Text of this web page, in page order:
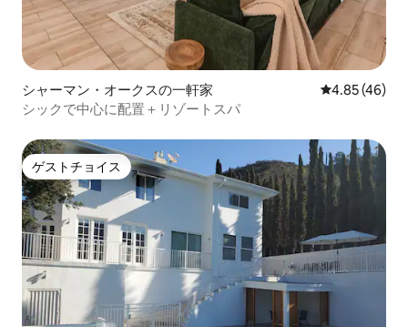
シャーマン・オークスの一軒家 レビュー46
4.85 (46)
シックで中心に配置＋リゾートスパ
ゲストチョイス
ゲストチョイス